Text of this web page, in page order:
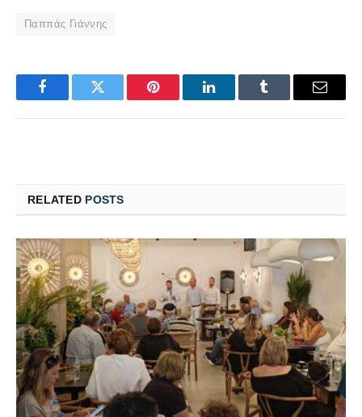
Παππάς Γιάννης
FacebookTwitter Pinterest LinkedInTumblr Email
RELATED POSTS